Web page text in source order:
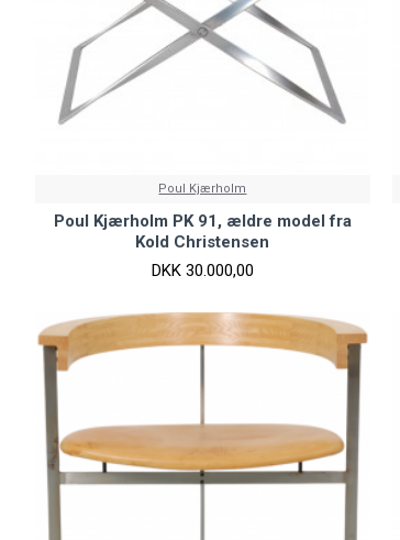
Poul Kjærholm
Poul Kjærholm PK 91, ældre model fra
Kold Christensen
DKK 30.000,00